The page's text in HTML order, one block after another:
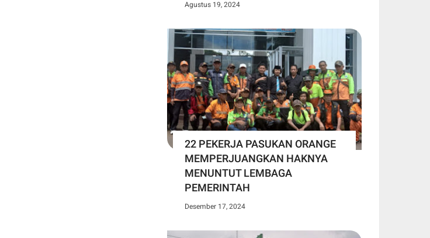
Agustus 19, 2024
22 PEKERJA PASUKAN ORANGE
MEMPERJUANGKAN HAKNYA
MENUNTUT LEMBAGA
PEMERINTAH
Desember 17, 2024